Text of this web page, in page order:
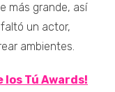
más grande, así
un actor,
ambientes.
los Tú Awards!